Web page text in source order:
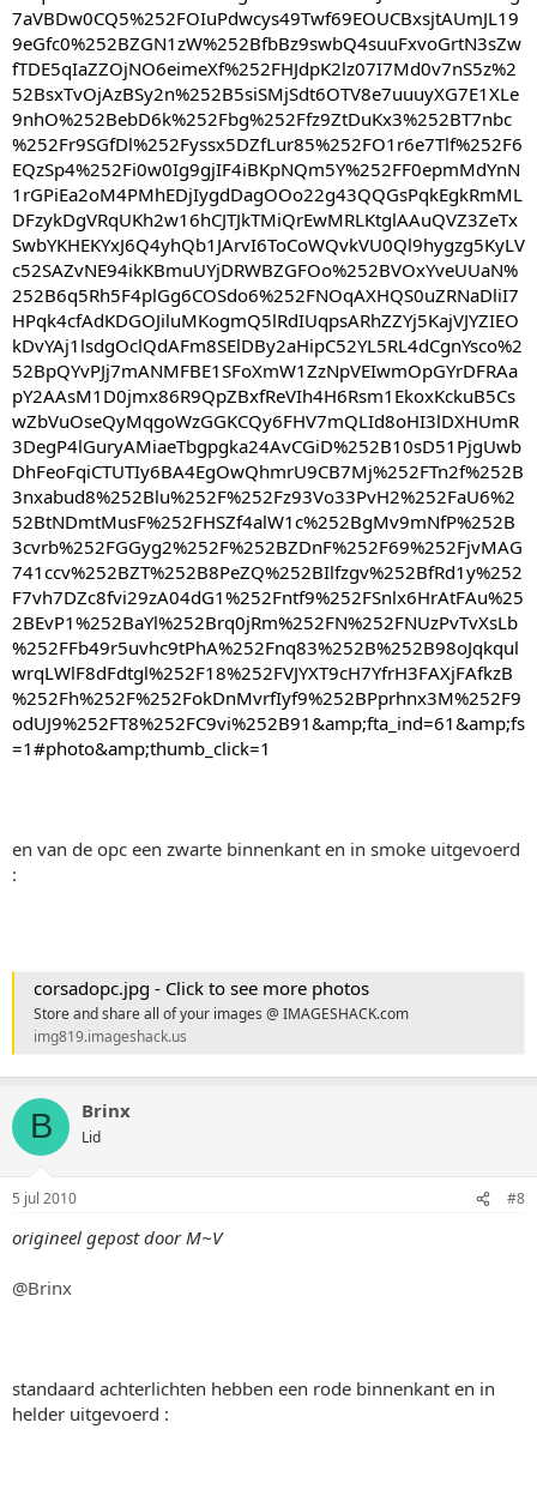
7aVBDw0CQ5%252FOIuPdwcys49Twf69EOUCBxsjtAUmJL19
9eGfc0%252BZGN1zW%252BfbBz9swbQ4suuFxvoGrtN3sZw
fTDE5qIaZZOjNO6eimeXf%252FHJdpK2lz07I7Md0v7nS5z%2
52BsxTvOjAzBSy2n%252B5siSMjSdt6OTV8e7uuuyXG7E1XLe
9nhO%252BebD6k%252Fbg%252Ffz9ZtDuKx3%252BT7nbc
%252Fr9SGfDl%252Fyssx5DZfLur85%252FO1r6e7Tlf%252F6
EQzSp4%252Fi0w0Ig9gjIF4iBKpNQm5Y%252FF0epmMdYnN
1rGPiEa2oM4PMhEDjIygdDagOOo22g43QQGsPqkEgkRmML
DFzykDgVRqUKh2w16hCJTJkTMiQrEwMRLKtglAAuQVZ3ZeTx
SwbYKHEKYxJ6Q4yhQb1JArvI6ToCoWQvkVU0Ql9hygzg5KyLV
c52SAZvNE94ikKBmuUYjDRWBZGFOo%252BVOxYveUUaN%
252B6q5Rh5F4plGg6COSdo6%252FNOqAXHQS0uZRNaDliI7
HPqk4cfAdKDGOJiluMKogmQ5lRdIUqpsARhZZYj5KajVJYZIEO
kDvYAj1lsdgOclQdAFm8SElDBy2aHipC52YL5RL4dCgnYsco%2
52BpQYvPJj7mANMFBE1SFoXmW1ZzNpVEIwmOpGYrDFRAa
pY2AAsM1D0jmx86R9QpZBxfReVIh4H6Rsm1EkoxKckuB5Cs
wZbVuOseQyMqgoWzGGKCQy6FHV7mQLId8oHI3lDXHUmR
3DegP4lGuryAMiaeTbgpgka24AvCGiD%252B10sD51PjgUwb
DhFeoFqiCTUTIy6BA4EgOwQhmrU9CB7Mj%252FTn2f%252B
3nxabud8%252Blu%252F%252Fz93Vo33PvH2%252FaU6%2
52BtNDmtMusF%252FHSZf4alW1c%252BgMv9mNfP%252B
3cvrb%252FGGyg2%252F%252BZDnF%252F69%252FjvMAG
741ccv%252BZT%252B8PeZQ%252BIlfzgv%252BfRd1y%252
F7vh7DZc8fvi29zA04dG1%252Fntf9%252FSnlx6HrAtFAu%25
2BEvP1%252BaYl%252Brq0jRm%252FN%252FNUzPvTvXsLb
%252FFb49r5uvhc9tPhA%252Fnq83%252B%252B98oJqkqul
wrqLWlF8dFdtgl%252F18%252FVJYXT9cH7YfrH3FAXjFAfkzB
%252Fh%252F%252FokDnMvrfIyf9%252BPprhnx3M%252F9
odUJ9%252FT8%252FC9vi%252B91&amp;fta_ind=61&amp;fs
=1#photo&amp;thumb_click=1
en van de opc een zwarte binnenkant en in smoke uitgevoerd
:
corsadopc.jpg - Click to see more photos
Store and share all of your images @ IMAGESHACK.com
img819.imageshack.us
B Brinx
Lid
5 jul 2010 #8
origineel gepost door M~V
@Brinx
standaard achterlichten hebben een rode binnenkant en in
helder uitgevoerd :